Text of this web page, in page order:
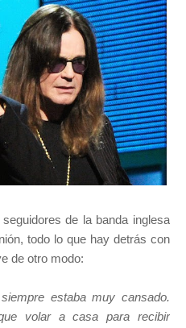
de la banda inglesa
todo lo que hay detrás con
de otro modo:
estaba muy cansado.
volar a casa para recibir